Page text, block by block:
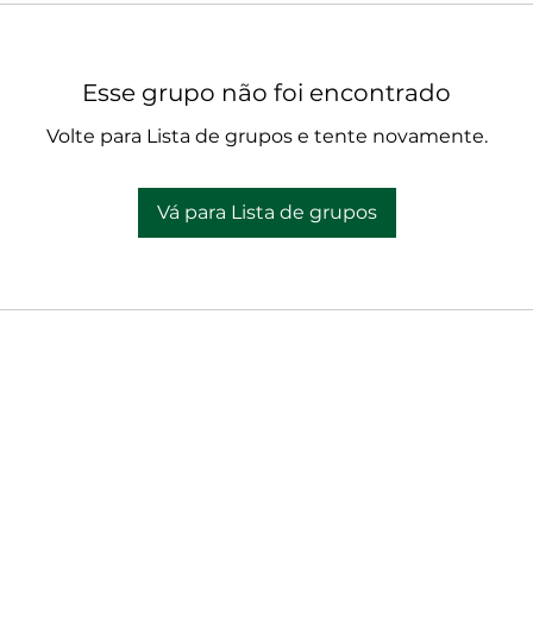
Esse grupo não foi encontrado
Volte para Lista de grupos e tente novamente.
Vá para Lista de grupos